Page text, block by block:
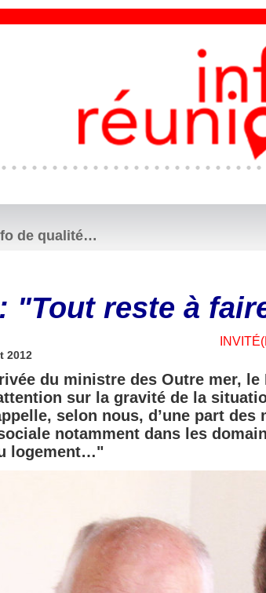
de qualité…
"Tout reste à
2012
du ministre des Outre mer,
sur la gravité de la
selon nous, d’une part
sociale notamment dans les
logement…"